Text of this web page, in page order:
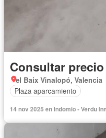
Consultar precio
el Baix Vinalopó, Valencia
Plaza aparcamiento
14 nov 2025 en Indomio - Verdu